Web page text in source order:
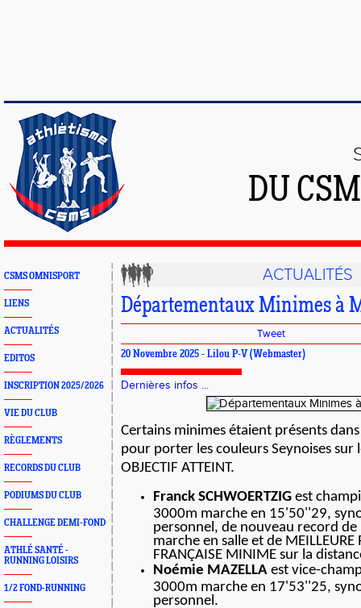
DU
CSMS OMNISPORT
LIENS
ACTUALITÉS
EDITOS
INSCRIPTION 2025/2026
VIE DU CLUB
RÈGLEMENTS
RECORDS DU CLUB
PODIUMS DU CLUB
CHALLENGE DEMI-FOND
ATHLÉ SANTÉ -
RUNNING LOISIRS
1/2 FOND-RUNNING
ACTUALITÉS
Départementaux Minimes à
Tweet
20 Novembre 2025 - Lilou P-V (Webmaster)
Dernières infos ...
Certains minimes étaient présents
pour porter les couleurs Seynoises sur
OBJECTIF ATTEINT.
Franck SCHWOERTZIG est
3000m marche en 15'50''29,
personnel, de nouveau record
marche en salle et de MEILLEURE
FRANÇAISE MINIME sur la
Noémie MAZELLA est vice-
3000m marche en 17'53''25,
personnel.